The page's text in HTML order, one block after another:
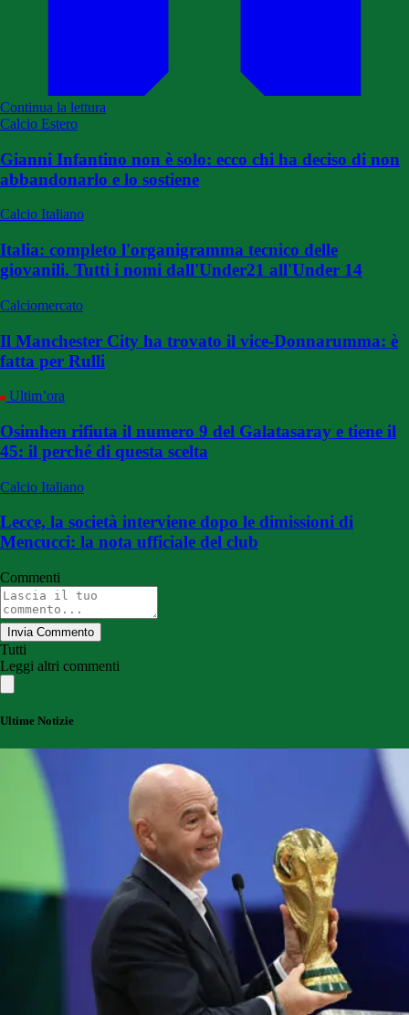
Continua la lettura
Calcio Estero
Gianni Infantino non è solo: ecco chi ha deciso di non
abbandonarlo e lo sostiene
Calcio Italiano
Italia: completo l'organigramma tecnico delle
giovanili. Tutti i nomi dall'Under21 all'Under 14
Calciomercato
Il Manchester City ha trovato il vice-Donnarumma: è
fatta per Rulli
Ultim’ora
Osimhen rifiuta il numero 9 del Galatasaray e tiene il
45: il perché di questa scelta
Calcio Italiano
Lecce, la società interviene dopo le dimissioni di
Mencucci: la nota ufficiale del club
Commenti
Invia Commento
Tutti
Leggi altri commenti
Ultime Notizie